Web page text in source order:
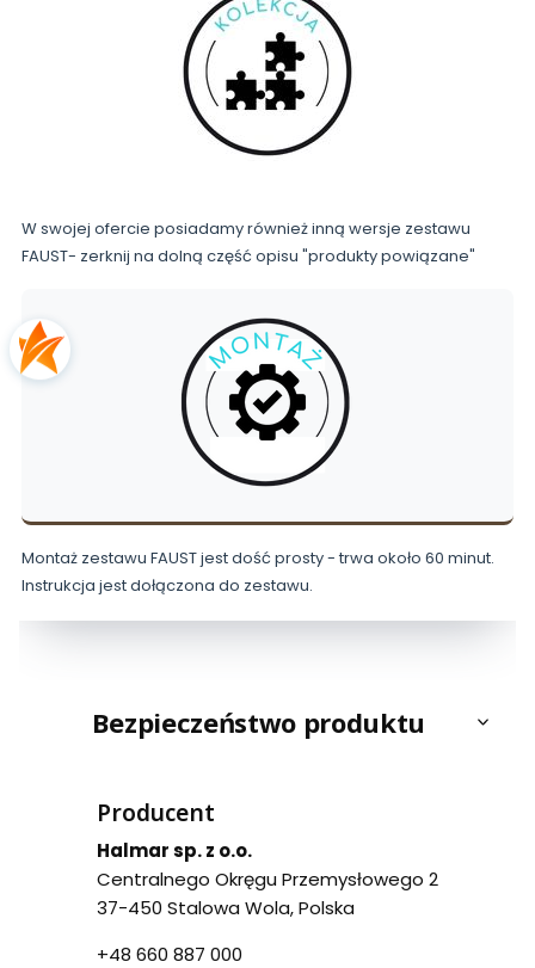
W swojej ofercie posiadamy również inną wersje zestawu
FAUST- zerknij na dolną część opisu "produkty powiązane"
Montaż zestawu FAUST jest dość prosty - trwa około 60 minut.
Instrukcja jest dołączona do zestawu.
Bezpieczeństwo produktu
Producent
Halmar sp. z o.o.
Centralnego Okręgu Przemysłowego 2
37-450 Stalowa Wola, Polska
+48 660 887 000